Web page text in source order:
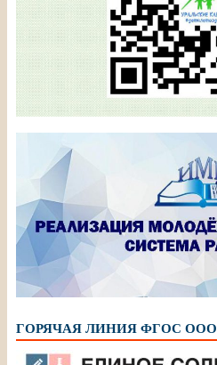
ГОРЯЧАЯ ЛИНИЯ ФГОС ООО